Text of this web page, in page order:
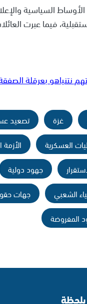
الأوساط السياسية
فيما عبرت
نتنياهو بعرقلة
غزة تصعيد
العسكرية الأزمة
جهود دولية
الشعبي جهات
المفروضة
بلحظة